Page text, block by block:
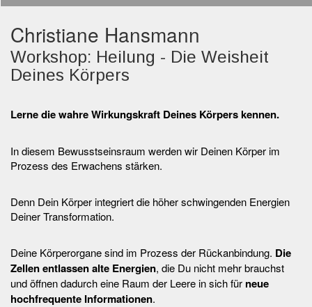
Christiane Hansmann
Workshop: Heilung - Die Weisheit
Deines Körpers
Lerne die wahre Wirkungskraft Deines Körpers kennen.
In diesem Bewusstseinsraum werden wir Deinen Körper im
Prozess des Erwachens stärken.
Denn Dein Körper integriert die höher schwingenden Energien
Deiner Transformation.
Deine Körperorgane sind im Prozess der Rückanbindung. Die
Zellen entlassen alte Energien, die Du nicht mehr brauchst
und öffnen dadurch eine Raum der Leere in sich für neue
hochfrequente Informationen.